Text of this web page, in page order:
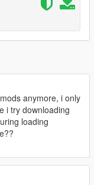
– update – x64
anymore, i only
i try downloading
loading